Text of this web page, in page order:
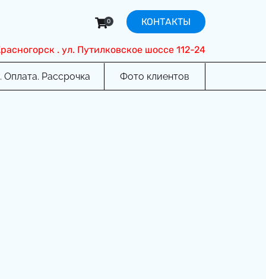
0 КОНТАКТЫ
. ул. Путилковское шоссе 112-24
Оплата. Рассрочка Фото клиентов